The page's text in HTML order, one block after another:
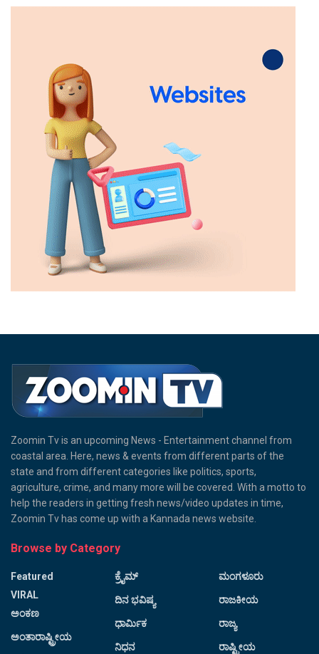
Zoomin Tv is an upcoming News - Entertainment channel from
coastal area. Here, news & events from different parts of the
state and from different categories like politics, sports,
agriculture, crime, and many more will be covered. With a motto to
help the readers in getting fresh news/video updates in time,
Zoomin Tv has come up with a Kannada news website.
Browse by Category
Featured
VIRAL
ಅಂಕಣ
ಅಂತಾರಾಷ್ಟ್ರೀಯ
ಕ್ರೈಮ್
ದಿನ ಭವಿಷ್ಯ
ಧಾರ್ಮಿಕ
ನಿಧನ
ಮಂಗಳೂರು
ರಾಜಕೀಯ
ರಾಜ್ಯ
ರಾಷ್ಟ್ರೀಯ